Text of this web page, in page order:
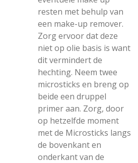
resten met behulp van
een make-up remover.
Zorg ervoor dat deze
niet op olie basis is want
dit vermindert de
hechting. Neem twee
microsticks en breng op
beide een druppel
primer aan. Zorg, door
op hetzelfde moment
met de Microsticks langs
de bovenkant en
onderkant van de